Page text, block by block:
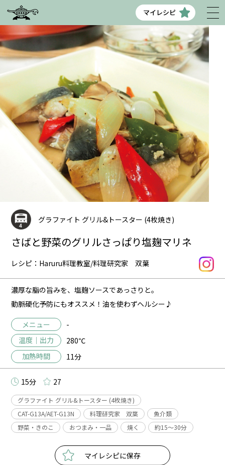
マイレシピ
グラファイト グリル&トースター (4枚焼き)
さばと野菜のグリルさっぱり塩麹マリネ
レシピ：Haruru料理教室/料理研究家 双葉
濃厚な脂の旨みを、塩麹ソースであっさりと。
動脈硬化予防にもオススメ！油を使わずヘルシー♪
メニュー
-
温度｜出力
280℃
加熱時間
11分
15分 27
グラファイト グリル&トースター (4枚焼き)
CAT-G13A/AET-G13N
料理研究家 双葉
魚介類
野菜・きのこ
おつまみ・一品 焼く 約15〜30分
マイレシピに保存